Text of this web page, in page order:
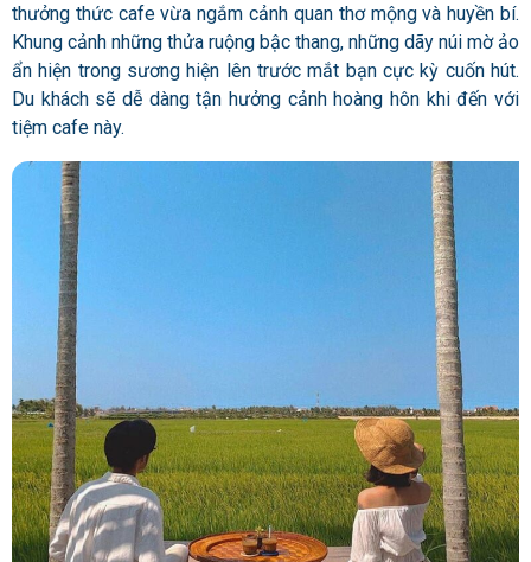
thưởng thức cafe vừa ngắm cảnh quan thơ mộng và huyền bí.
Khung cảnh những thửa ruộng bậc thang, những dãy núi mờ ảo
ẩn hiện trong sương hiện lên trước mắt bạn cực kỳ cuốn hút.
Du khách sẽ dễ dàng tận hưởng cảnh hoàng hôn khi đến với
tiệm cafe này.